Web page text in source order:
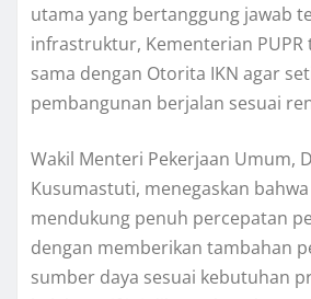
utama yang bertanggung jawab
infrastruktur, Kementerian PUPR
sama dengan Otorita IKN agar
pembangunan berjalan sesuai
Wakil Menteri Pekerjaan Umum,
Kusumastuti, menegaskan
mendukung penuh percepatan
dengan memberikan tambahan
sumber daya sesuai kebutuhan